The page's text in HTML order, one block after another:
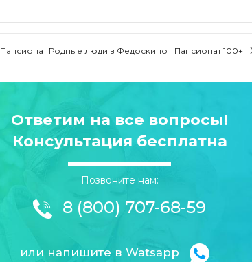
Пансионат Родные люди в Федоскино Пансионат 100+
Ответим на все вопросы!
Консультация бесплатна
Позвоните нам:
8 (800) 707-68-59
или напишите в Watsapp